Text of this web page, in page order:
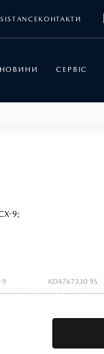
КОНТАКТИ
НОВИНИ СЕРВІС
9;
9 KD4767330 9S